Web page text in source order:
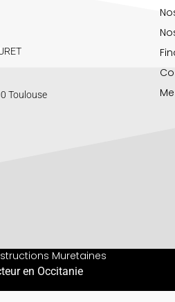
Toulouse
Muretaines
en Occitanie